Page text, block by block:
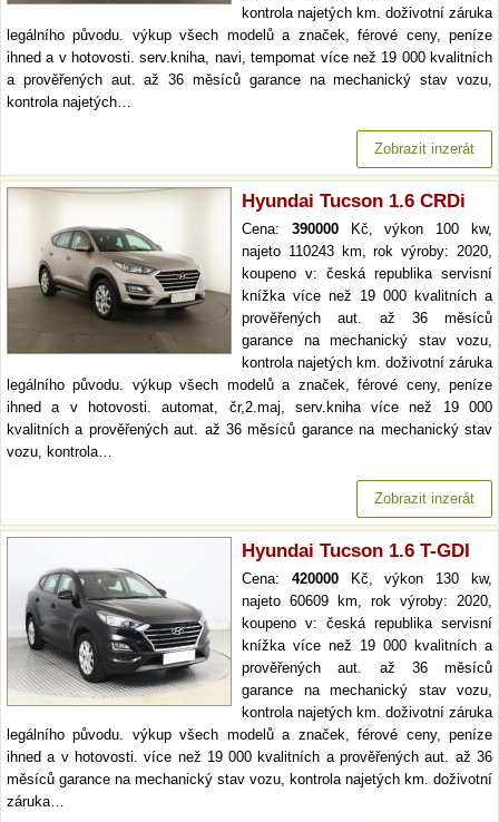
kontrola najetých km. doživotní záruka
legálního původu. výkup všech modelů a značek, férové ceny, peníze
ihned a v hotovosti. serv.kniha, navi, tempomat více než 19 000 kvalitních
a prověřených aut. až 36 měsíců garance na mechanický stav vozu,
kontrola najetých…
Zobrazit inzerát
Hyundai Tucson 1.6 CRDi
Cena: 390000Kč, výkon 100 kw,
najeto 110243 km, rok výroby: 2020,
koupeno v: česká republika servisní
knížka více než 19 000 kvalitních a
prověřených aut. až 36 měsíců
garance na mechanický stav vozu,
kontrola najetých km. doživotní záruka
legálního původu. výkup všech modelů a značek, férové ceny, peníze
ihned a v hotovosti. automat, čr,2.maj, serv.kniha více než 19 000
kvalitních a prověřených aut. až 36 měsíců garance na mechanický stav
vozu, kontrola…
Zobrazit inzerát
Hyundai Tucson 1.6 T-GDI
Cena: 420000Kč, výkon 130 kw,
najeto 60609 km, rok výroby: 2020,
koupeno v: česká republika servisní
knížka více než 19 000 kvalitních a
prověřených aut. až 36 měsíců
garance na mechanický stav vozu,
kontrola najetých km. doživotní záruka
legálního původu. výkup všech modelů a značek, férové ceny, peníze
ihned a v hotovosti. více než 19 000 kvalitních a prověřených aut. až 36
měsíců garance na mechanický stav vozu, kontrola najetých km. doživotní
záruka…